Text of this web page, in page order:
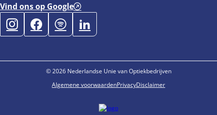
Vind ons op Google
© 2026 Nederlandse Unie van Optiekbedrijven
Algemene voorwaardenPrivacyDisclaimer